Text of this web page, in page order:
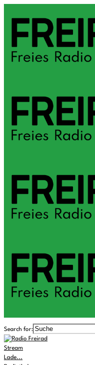
Search for:
Stream
Lade...